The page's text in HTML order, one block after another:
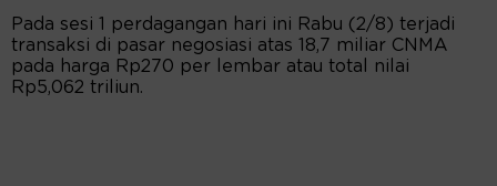
Pada sesi 1 perdagangan hari ini Rabu (2/8) terjadi
transaksi di pasar negosiasi atas 18,7 miliar CNMA
pada harga Rp270 per lembar atau total nilai
Rp5,062 triliun.